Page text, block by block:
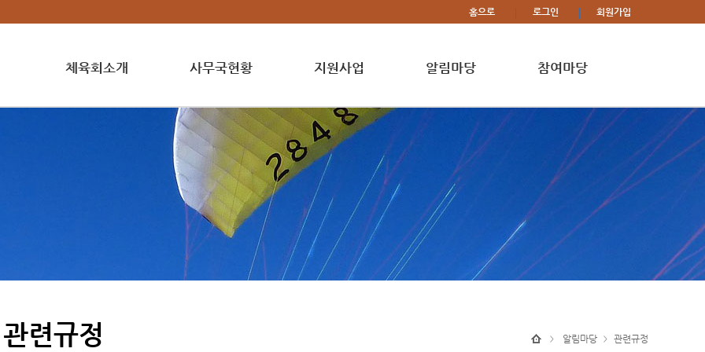
홈으로 로그인 회원가입
체육회소개 사무국현황 지원사업 알림마당 참여마당
관련규정 > 알림마당 > 관련규정